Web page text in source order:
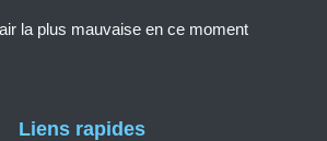
Liens rapides
la plus mauvaise en ce moment